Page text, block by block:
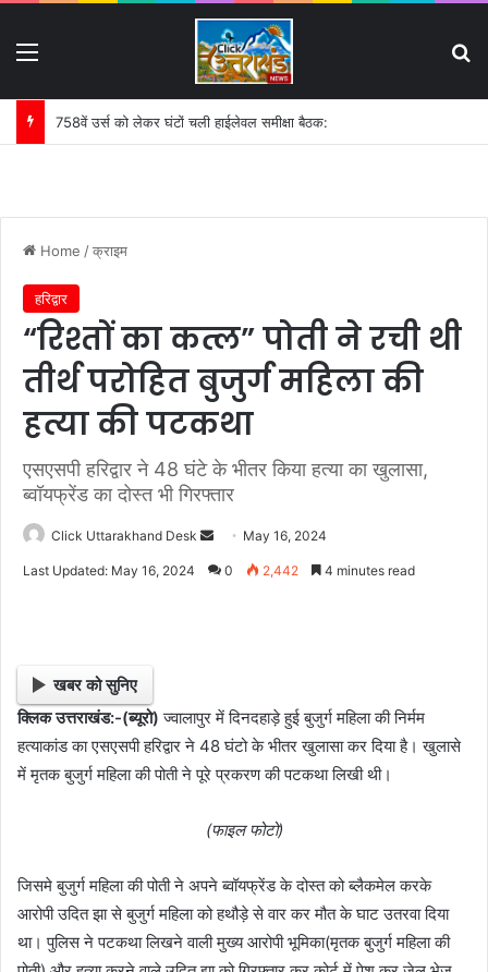
758वें उर्स को लेकर घंटों चली हाईलेवल समीक्षा बैठक:
Home /क्राइम
हरिद्वार
“रिश्तों का कत्ल” पोती ने रची थी
तीर्थ परोहित बुजुर्ग महिला की
हत्या की पटकथा
एसएसपी हरिद्वार ने 48 घंटे के भीतर किया हत्या का खुलासा,
ब्वॉयफ्रेंड का दोस्त भी गिरफ्तार
Click Uttarakhand Desk
e
m
a
i
May 16, 2024
Last Updated: May 16, 2024 0 2,442 4 minutes read
खबर को सुनिए
क्लिक उत्तराखंड:-(ब्यूरो)ज्वालापुर में दिनदहाड़े हुई बुजुर्ग महिला की निर्मम
हत्याकांड का एसएसपी हरिद्वार ने 48 घंटो के भीतर खुलासा कर दिया है। खुलासे
में मृतक बुजुर्ग महिला की पोती ने पूरे प्रकरण की पटकथा लिखी थी।
(फाइल फोटो)
जिसमे बुजुर्ग महिला की पोती ने अपने ब्वॉयफ्रेंड के दोस्त को ब्लैकमेल करके
आरोपी उदित झा से बुजुर्ग महिला को हथौड़े से वार कर मौत के घाट उतरवा दिया
था। पुलिस ने पटकथा लिखने वाली मुख्य आरोपी भूमिका(मृतक बुजुर्ग महिला की